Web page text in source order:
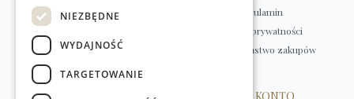
Kontakt
Dostawa
Zwroty
Regulamin
Polityka prywatności
Bezpieczeństwo zakupów
NIEZBĘDNE
WYDAJNOŚĆ
TARGETOWANIE